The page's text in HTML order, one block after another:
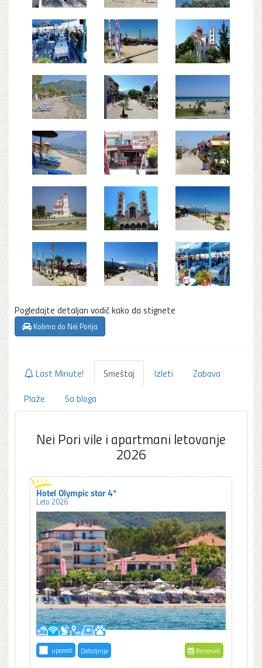
Pogledajte detaljan vodič kako da stignete
Kolima do Nei Porija
Last Minute! Smeštaj Izleti
Zabava
Plaže
Sa bloga
Nei Pori vile i apartmani letovanje
2026
Hotel Olympic star 4*
Leto 2026
uporedi Detaljnije Rezerviši